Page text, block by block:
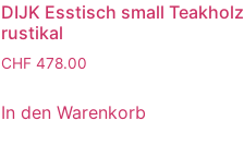
DIJK Esstisch small Teakholz
rustikal
CHF478.00
In den Warenkorb